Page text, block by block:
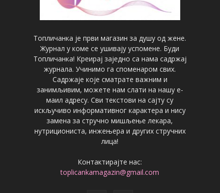
Топличанка је први магазин за душу од жене.
Журнал у коме се ушивају успомене. Буди
Топличанка! Креирај заједно са нама садржај
журнала. Учинимо га споменаром свих.
Садржаје које сматрате важним и
занимљивим, можете нам слати на нашу е-
маил адресу. Сви текстови на сајту су
искључиво информативног карактера и нису
замена за стручно мишљење лекара,
нутрициониста, инжењера и других стручних
лица!
Контактирајте нас:
toplicankamagazin@gmail.com